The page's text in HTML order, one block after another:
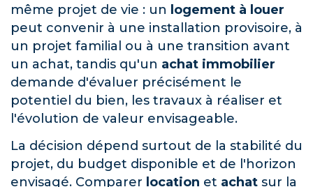
même projet de vie : un logement à louer
peut convenir à une installation provisoire, à
un projet familial ou à une transition avant
un achat, tandis qu'un achat immobilier
demande d'évaluer précisément le
potentiel du bien, les travaux à réaliser et
l'évolution de valeur envisageable.
La décision dépend surtout de la stabilité du
projet, du budget disponible et de l'horizon
envisagé. Comparer location et achat sur la